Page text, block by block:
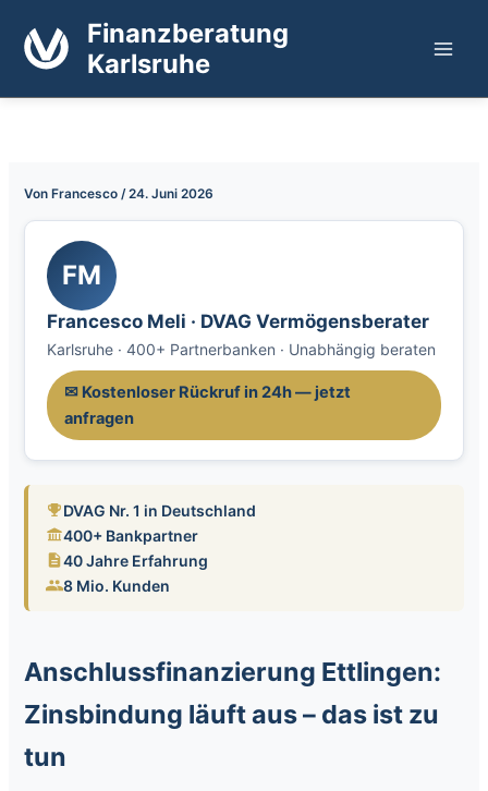
Inhalt
springen
Finanzberatung
Karlsruhe
Von Francesco/24. Juni 2026
FM
Francesco Meli · DVAG Vermögensberater
Karlsruhe · 400+ Partnerbanken · Unabhängig beraten
✉ Kostenloser Rückruf in 24h — jetzt
anfragen
DVAG Nr. 1 in Deutschland
400+ Bankpartner
40 Jahre Erfahrung
8 Mio. Kunden
Anschlussfinanzierung Ettlingen:
Zinsbindung läuft aus – das ist zu
tun